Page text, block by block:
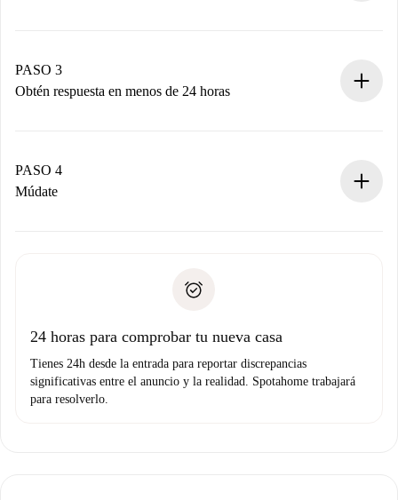
propietario acepte.
PASO 3
Obtén respuesta en menos de 24 horas
contacto con el propietario.
Si es rechazada: No te haremos ningún cargo y te
Prueba de solvencia
PASO 4
Múdate
no nos comunicas ningún problema.
24 horas para comprobar tu nueva casa
Tienes 24h desde la entrada para reportar discrepancias
significativas entre el anuncio y la realidad. Spotahome trabajará
para resolverlo.